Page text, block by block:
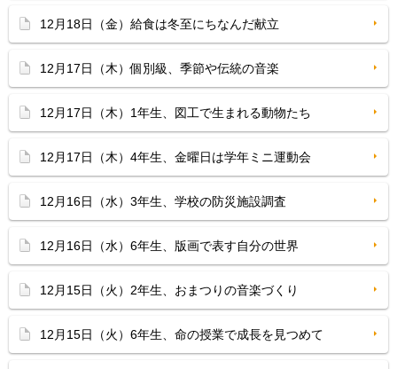
12月18日（金）給食は冬至にちなんだ献立
12月17日（木）個別級、季節や伝統の音楽
12月17日（木）1年生、図工で生まれる動物たち
12月17日（木）4年生、金曜日は学年ミニ運動会
12月16日（水）3年生、学校の防災施設調査
12月16日（水）6年生、版画で表す自分の世界
12月15日（火）2年生、おまつりの音楽づくり
12月15日（火）6年生、命の授業で成長を見つめて